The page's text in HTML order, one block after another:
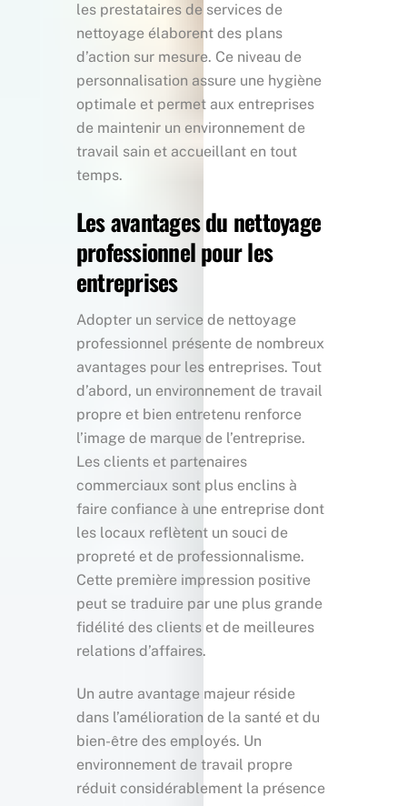
les prestataires de services de
nettoyage élaborent des plans
d’action sur mesure. Ce niveau de
personnalisation assure une hygiène
optimale et permet aux entreprises
de maintenir un environnement de
travail sain et accueillant en tout
temps.
Les avantages du nettoyage
professionnel pour les
entreprises
Adopter un service de nettoyage
professionnel présente de nombreux
avantages pour les entreprises. Tout
d’abord, un environnement de travail
propre et bien entretenu renforce
l’image de marque de l’entreprise.
Les clients et partenaires
commerciaux sont plus enclins à
faire confiance à une entreprise dont
les locaux reflètent un souci de
propreté et de professionnalisme.
Cette première impression positive
peut se traduire par une plus grande
fidélité des clients et de meilleures
relations d’affaires.
Un autre avantage majeur réside
dans l’amélioration de la santé et du
bien-être des employés. Un
environnement de travail propre
réduit considérablement la présence